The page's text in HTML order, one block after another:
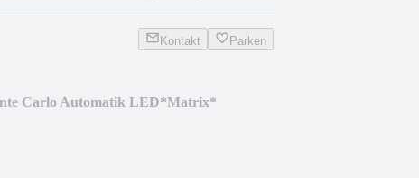
Kontakt Parken
Carlo Automatik LED*Matrix*